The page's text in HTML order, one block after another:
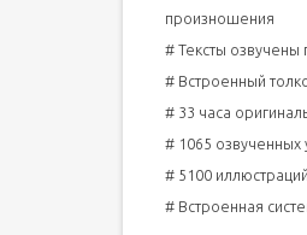
произношения
# Тексты
# Встроенный
# 33 часа
# 1065 озвученных
# 5100 иллюстраций
# Встроенная